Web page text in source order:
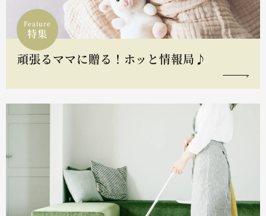
Feature
特集
頑張るママに贈る！ホッと情報局♪